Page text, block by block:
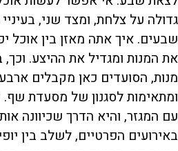
גדולה על צלחת, ומצד שני,
שבעים. איך אתה מאזן בין אוכל
את המנות ומגדיל את ההיצע.
מנות, הסועדים כאן מקבלים
ומתאימות לסגנון של מסעדת שף.
עם המגזר, והיא הדרך שכיוונה
באירועים הפרטיים, לשלב בין